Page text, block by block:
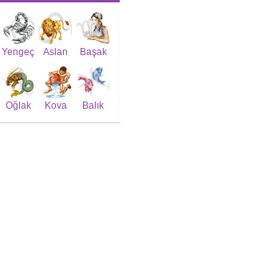
Yengeç Aslan Başak
Oğlak Kova Balık